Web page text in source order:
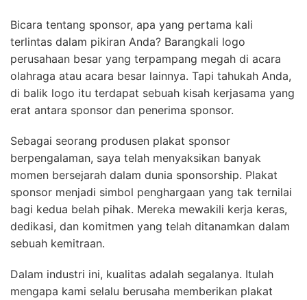
Bicara tentang sponsor, apa yang pertama kali
terlintas dalam pikiran Anda? Barangkali logo
perusahaan besar yang terpampang megah di acara
olahraga atau acara besar lainnya. Tapi tahukah Anda,
di balik logo itu terdapat sebuah kisah kerjasama yang
erat antara sponsor dan penerima sponsor.
Sebagai seorang produsen plakat sponsor
berpengalaman, saya telah menyaksikan banyak
momen bersejarah dalam dunia sponsorship. Plakat
sponsor menjadi simbol penghargaan yang tak ternilai
bagi kedua belah pihak. Mereka mewakili kerja keras,
dedikasi, dan komitmen yang telah ditanamkan dalam
sebuah kemitraan.
Dalam industri ini, kualitas adalah segalanya. Itulah
mengapa kami selalu berusaha memberikan plakat